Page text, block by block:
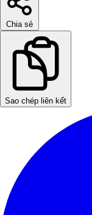
Chia sẻ
Sao chép liên kết